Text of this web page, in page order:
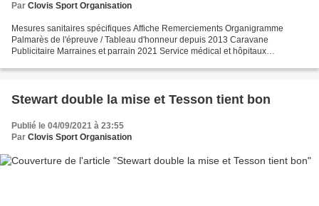
Par Clovis Sport Organisation
Mesures sanitaires spécifiques Affiche Remerciements Organigramme
Palmarès de l'épreuve / Tableau d'honneur depuis 2013 Caravane
Publicitaire Marraines et parrain 2021 Service médical et hôpitaux
Stewart double la mise et Tesson tient bon
Publié le 04/09/2021 à 23:55
Par Clovis Sport Organisation